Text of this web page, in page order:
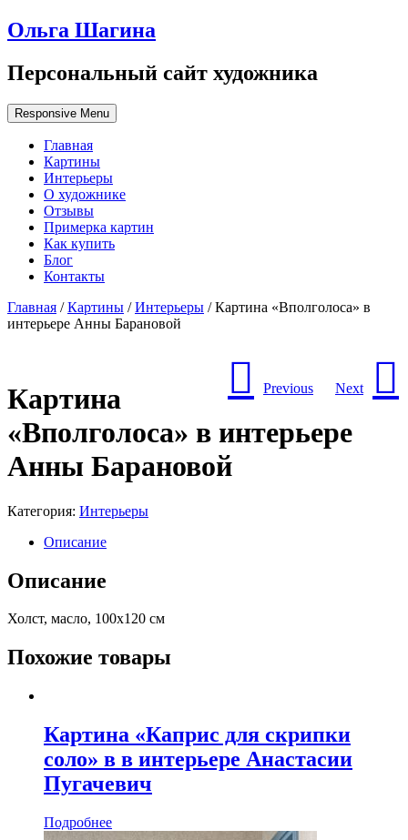
Ольга Шагина
Персональный сайт художника
Responsive Menu
Главная
Картины
Интерьеры
О художнике
Отзывы
Примерка картин
Как купить
Блог
Контакты
Главная /Картины /Интерьеры / Картина «Вполголоса» в
интерьере Анны Барановой
Previous Next
Картина
«Вполголоса» в интерьере
Анны Барановой
Категория: Интерьеры
Описание
Описание
Холст, масло, 100х120 см
Похожие товары
Картина «Каприс для скрипки
соло» в в интерьере Анастасии
Пугачевич
Подробнее